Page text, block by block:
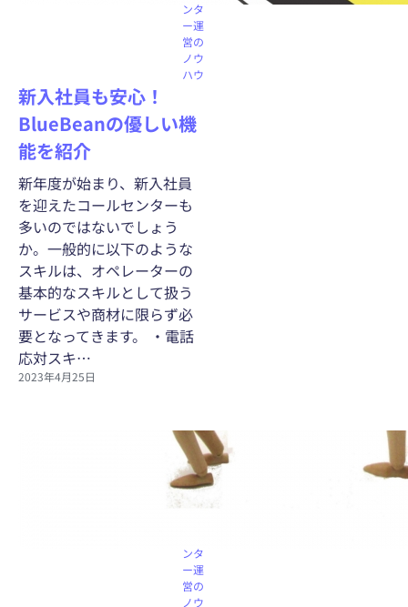
ンタ
ー運
営の
ノウ
ハウ
新入社員も安心！
BlueBeanの優しい機
能を紹介
新年度が始まり、新入社員
を迎えたコールセンターも
多いのではないでしょう
か。一般的に以下のような
スキルは、オペレーターの
基本的なスキルとして扱う
サービスや商材に限らず必
要となってきます。 ・電話
応対スキ…
2023年4月25日
コー
ルセ
ンタ
ー機
ンタ
ー運
営の
ノウ